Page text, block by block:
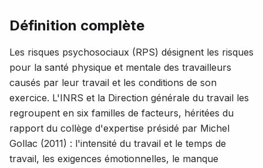
Définition complète
Les risques psychosociaux (RPS) désignent les risques
pour la santé physique et mentale des travailleurs
causés par leur travail et les conditions de son
exercice. L'INRS et la Direction générale du travail les
regroupent en six familles de facteurs, héritées du
rapport du collège d'expertise présidé par Michel
Gollac (2011) : l'intensité du travail et le temps de
travail, les exigences émotionnelles, le manque